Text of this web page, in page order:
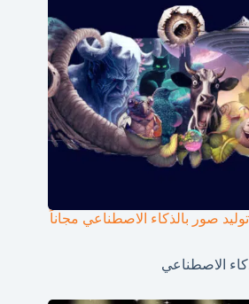
صور بالذكاء الاصطناعي مجاناً
الاصطناعي